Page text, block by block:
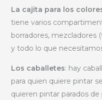
La cajita para los
tiene varios
borradores, mezcladores
y todo lo que
Los caballetes: hay
para quien quiere pintar
quieren pintar parados